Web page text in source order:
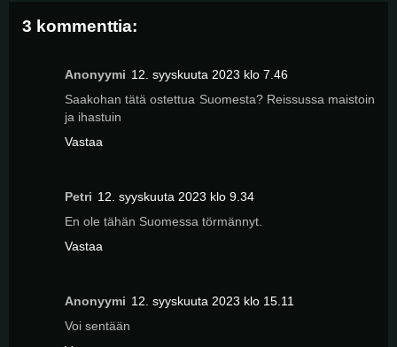
3 kommenttia:
Anonyymi 12. syyskuuta 2023 klo 7.46
Saakohan tätä ostettua Suomesta? Reissussa maistoin
ja ihastuin
Vastaa
Petri 12. syyskuuta 2023 klo 9.34
En ole tähän Suomessa törmännyt.
Vastaa
Anonyymi 12. syyskuuta 2023 klo 15.11
Voi sentään